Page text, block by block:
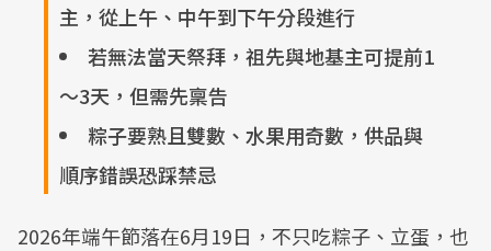
主，從上午、中午到下午分段進行
若無法當天祭拜，祖先與地基主可提前1
～3天，但需先稟告
粽子要熟且雙數、水果用奇數，供品與
順序錯誤恐踩禁忌
2026年端午節落在6月19日，不只吃粽子、立蛋，也